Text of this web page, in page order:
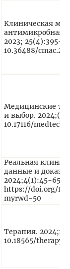
Клиническая
антимикробная
2023; 25(4):395-
10.36488/
Медицинские
и выбор.
10.17116/
Реальная
данные и
2024;4(1):45-65.
https://doi.org/
myrwd-50
Терапия.
10.18565/